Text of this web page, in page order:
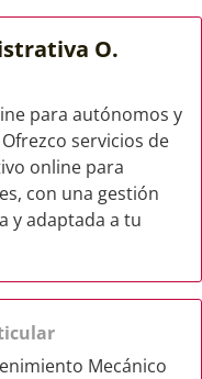
O.
para autónomos y
servicios de
online para
con una gestión
y adaptada a tu
Mecánico